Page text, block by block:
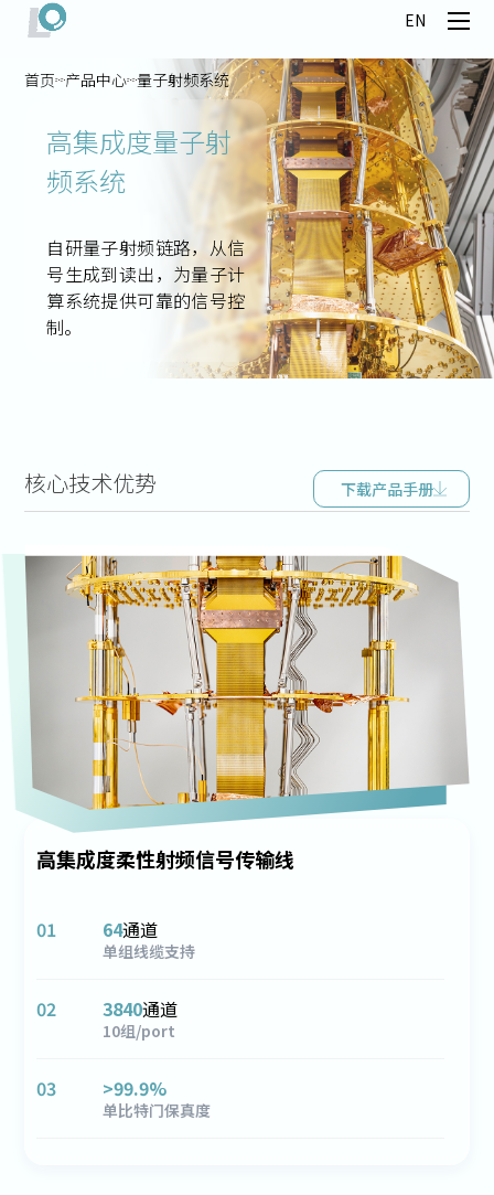
EN
首页 产品中心 量子射频系统
高集成度量子射
频系统
自研量子射频链路，从信
号生成到读出，为量子计
算系统提供可靠的信号控
制。
核心技术优势 下载产品手册
高集成度柔性射频信号传输线
01 64通道
单组线缆支持
02 3840通道
10组/port
03 >99.9%
单比特门保真度